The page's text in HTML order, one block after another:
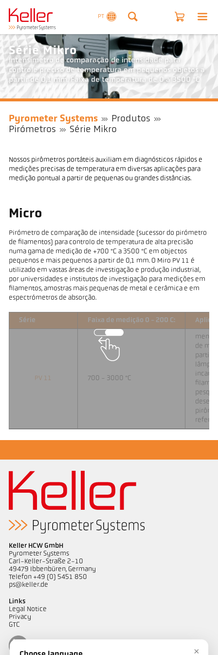
PT
Série Mikro
Intensímetro de comparação de intensidade para
controle preciso de temperatura em pequenos objetos a
partir de 0,1 mm. Faixa de temperatura de 0 a 3500 °C
Pyrometer Systems
Produtos
Pirómetros
Série Mikro
Nossos pirômetros portáteis auxiliam em diagnósticos rápidos e
medições precisas de temperatura em diversas aplicações para
medição pontual a partir de pequenas ou grandes distâncias.
Micro
Pirómetro de comparação de intensidade (sucessor do pirómetro
de filamentos) para controlo de temperatura de alta precisão
numa gama de medição de +700 °C a 3500 °C em objectos
pequenos e mais pequenos a partir de 0,1 mm. O Miro PV 11 é
utilizado em vastas áreas de investigação e produção industrial,
por universidades e institutos de investigação para medições em
filamentos, amostras mais pequenas de metal e cerâmica e em
espectrómetros de absorção.
Série Faixa de medição 0 - 200 C:
PV 11 700 - 3000 °C
de
partir
Keller HCW GmbH
Pyrometer Systems
Carl-Keller-Straße 2-10
49479 Ibbenbüren, Germany
Telefon +49 (0) 5451 850
ps@keller.de
Links
Legal Notice
Privacy
GTC
×